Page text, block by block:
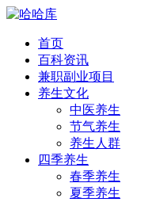
首页
百科资讯
兼职副业项目
养生文化
中医养生
节气养生
养生人群
四季养生
春季养生
夏季养生